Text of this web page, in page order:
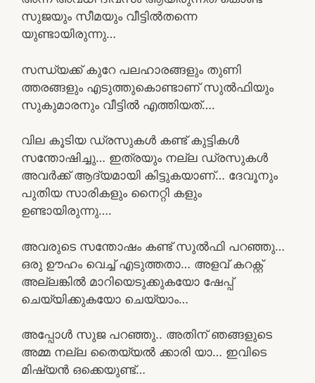
സുജയും സീമയും വീട്ടിൽതന്നെ
യുണ്ടായിരുന്നു…
സന്ധ്യക്ക്‌ കുറേ പലഹാരങ്ങളും തുണി
ത്തരങ്ങളും എടുത്തുകൊണ്ടാണ് സുൽഫിയും
സുകുമാരനും വീട്ടിൽ എത്തിയത്….
വില കൂടിയ ഡ്രസുകൾ കണ്ട് കുട്ടികൾ
സന്തോഷിച്ചു… ഇത്രയും നല്ല ഡ്രസുകൾ
അവർക്ക്‌ ആദ്യമായി കിട്ടുകയാണ്… ദേവൂനും
പുതിയ സാരികളും നൈറ്റി കളും
ഉണ്ടായിരുന്നു….
അവരുടെ സന്തോഷം കണ്ട് സുൽഫി പറഞ്ഞു…
ഒരു ഊഹം വെച്ച് എടുത്തതാ… അളവ് കറക്റ്റ്
അല്ലങ്കിൽ മാറിയെടുക്കുകയോ ഷേപ്പ്
ചെയ്യിക്കുകയോ ചെയ്യാം…
അപ്പോൾ സുജ പറഞ്ഞു.. അതിന് ഞങ്ങളുടെ
അമ്മ നല്ല തൈയ്യൽ ക്കാരി യാ… ഇവിടെ
മിഷ്യൻ ഒക്കെയുണ്ട്…